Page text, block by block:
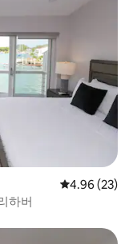
평점 4.96점(5
4.96 (23)
하버